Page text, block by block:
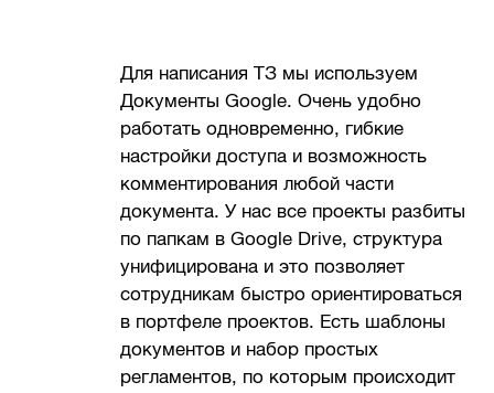
Для написания ТЗ мы используем
Документы Google. Очень удобно
работать одновременно, гибкие
настройки доступа и возможность
комментирования любой части
документа. У нас все проекты разбиты
по папкам в Google Drive, структура
унифицирована и это позволяет
сотрудникам быстро ориентироваться
в портфеле проектов. Есть шаблоны
документов и набор простых
регламентов, по которым происходит